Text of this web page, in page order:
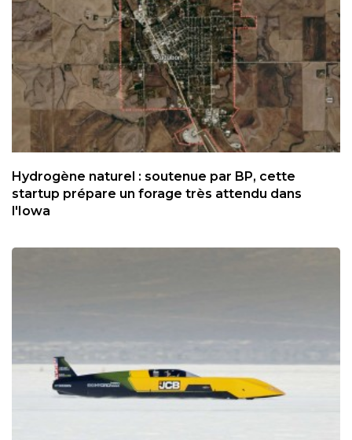
Hydrogène naturel : soutenue par BP, cette
startup prépare un forage très attendu dans
l'Iowa